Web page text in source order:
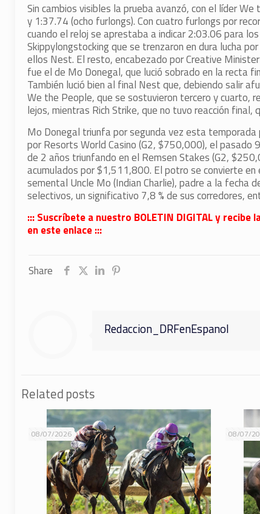
Sin cambios visibles la prueba avanzó, con el líder
y 1:37.74 (ocho furlongs). Con cuatro furlongs por
cuando el reloj se aprestaba a indicar 2:03.06 para
Skippylongstocking que se trenzaron en dura lucha
ellos Nest. El resto, encabezado por Creative
fue el de Mo Donegal, que lució sobrado en la recta
También lució bien al final Nest que, debiendo salir
We the People, que se sostuvieron tercero y cuarto,
lejos, mientras Rich Strike, que no tuvo reacción final,
Mo Donegal triunfa por segunda vez esta temporada
por Resorts World Casino (G2, $750,000), el pasado
de 2 años triunfando en el Remsen Stakes (G2,
acumulados por $1,511,800. El potro se convierte en
semental Uncle Mo (Indian Charlie), padre a la fecha
selectivos, un significativo 7,8 % de sus corredores,
::: Suscríbete a nuestro BOLETIN DIGITAL y
en este enlace :::
Share
Redaccion_DRFenEspanol
Related posts
08/07/2026 08/07/